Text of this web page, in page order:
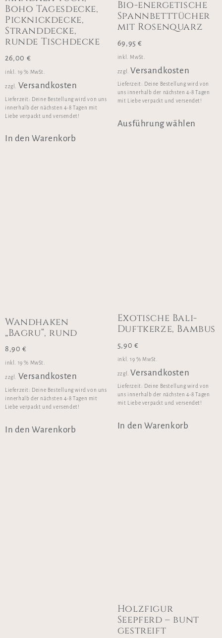
Boho Tagesdecke,
Picknickdecke,
Stranddecke,
runde Tischdecke
26,00 €
inkl. 19 % MwSt.
zzgl. Versandkosten
Lieferzeit: Deine Bestellung wird von uns
innerhalb der nächsten 4-8 Tagen mit
Liebe verpackt und versendet!
In den Warenkorb
Bio-energetische
Spannbetttücher
mit Rosenquarz
69,95€
inkl. MwSt.
zzgl. Versandkosten
Lieferzeit: Deine Bestellung wird von
uns innerhalb der nächsten 4-8 Tagen
mit Liebe verpackt und versendet!
Ausführung wählen
Wandhaken
„Bagru“, rund
8,90 €
inkl. 19 % MwSt.
zzgl. Versandkosten
Lieferzeit: Deine Bestellung wird von uns
innerhalb der nächsten 4-8 Tagen mit
Liebe verpackt und versendet!
In den Warenkorb
Exotische Bali-
Duftkerze, Bambus
5,90 €
inkl. 19 % MwSt.
zzgl. Versandkosten
Lieferzeit: Deine Bestellung wird von
uns innerhalb der nächsten 4-8 Tagen
mit Liebe verpackt und versendet!
In den Warenkorb
Holzfigur
Seepferd – bunt
gestreift